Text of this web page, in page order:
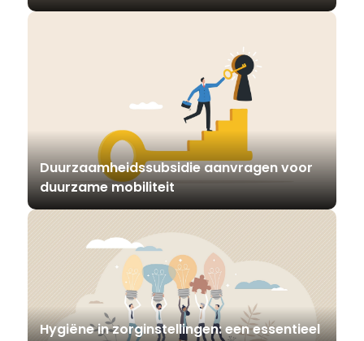
Duurzaamheidssubsidie aanvragen voor
duurzame mobiliteit
Hygiëne in zorginstellingen: een essentieel